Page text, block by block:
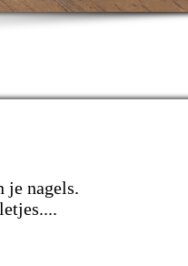
en je nagels.